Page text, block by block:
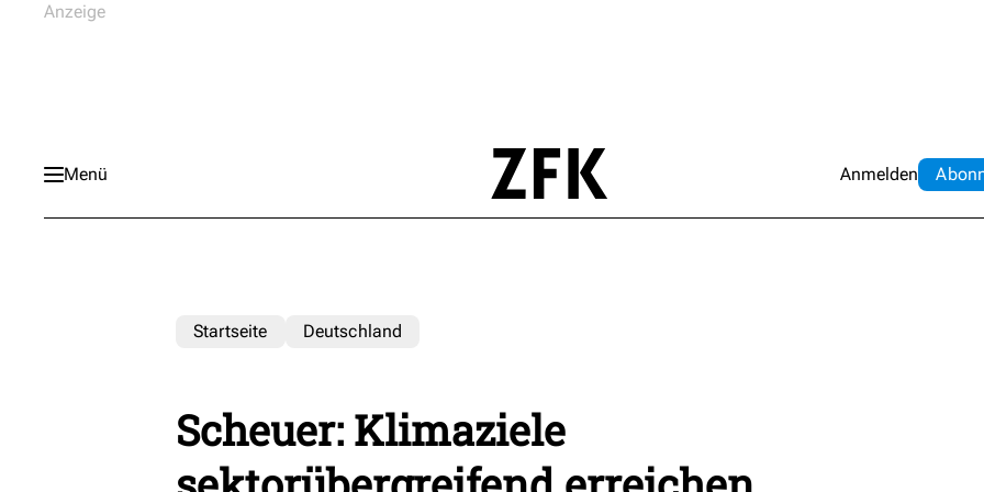
Menü Anmelden Abo
Startseite Deutschland
Scheuer: Klimaziele